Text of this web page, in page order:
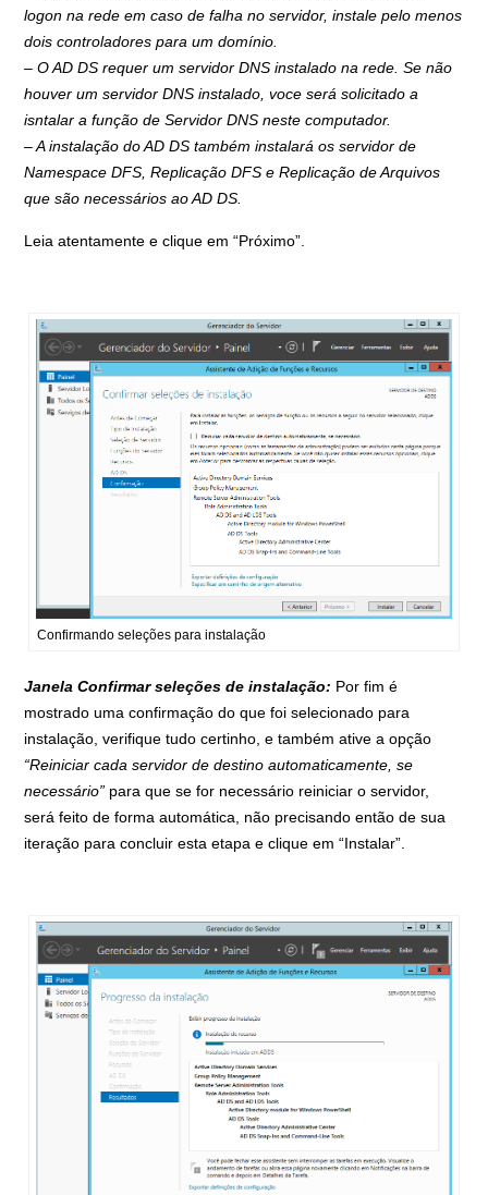
logon na rede em caso de falha no servidor, instale pelo menos
dois controladores para um domínio.
– O AD DS requer um servidor DNS instalado na rede. Se não
houver um servidor DNS instalado, voce será solicitado a
isntalar a função de Servidor DNS neste computador.
– A instalação do AD DS também instalará os servidor de
Namespace DFS, Replicação DFS e Replicação de Arquivos
que são necessários ao AD DS.
Leia atentamente e clique em “Próximo”.
Confirmando seleções para instalação
Janela Confirmar seleções de instalação: Por fim é
mostrado uma confirmação do que foi selecionado para
instalação, verifique tudo certinho, e também ative a opção
“Reiniciar cada servidor de destino automaticamente, se
necessário” para que se for necessário reiniciar o servidor,
será feito de forma automática, não precisando então de sua
iteração para concluir esta etapa e clique em “Instalar”.